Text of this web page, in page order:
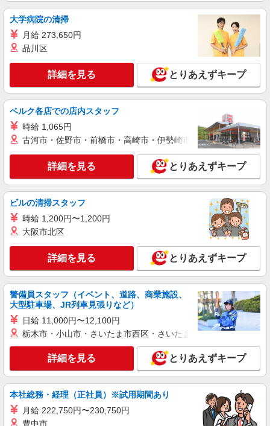
万円〜 【実務者研修】 月給：230,000円 年収例：
日祝手当（月平均2回分）等、毎月平均的に支払わ
れる手当を含みます。 ※介護福祉士のみ、特別職
過1分〜） ◎賞与 基本給2.08ヶ月分/年支給
神奈川県横浜市港北区大豆戸町60-1 細谷ビル
202号
詳細を見る
派遣社員
株式会社kotrio /●YK-H-2100899
＼最強の福利厚生！／菊名駅のシニアマンショ
時給1600円〜2250円 ＜日払い有/週払い有/交
横浜市港北区 菊名駅スグ
キープ 詳細を見る
派遣社員
株式会社kotrio /●YK-H-2068196
毎日通うのが楽しみになる＊ホテルのような美
しいサ高住のSTAFF
時給1600円〜2250円 ＜日払い有/週払い有/交
通費全支給(ガソリン代含む)＞
横浜市港北区/綱島駅徒歩5分
キープ 詳細を見る
株式会社kotrio /●YK-H-1954546
菊名駅｜リハビリ補助などのデイサービス
STAFF♪未経験OK
時給1600円〜2250円 ＜日払い有/週払い有/交
通費全支給(ガソリン代含む)＞
大学病院の清掃
月給 273,650円
品川区
詳細を見る とりあえずキープ
ベルク各店での店内スタッフ
時給 1,065円
古河市・佐野市・前橋市・高崎市・伊勢崎市・太田市・館林市
詳細を見る とりあえずキープ
ビルの清掃スタッフ
時給 1,200円〜1,200円
大阪市北区
詳細を見る とりあえずキープ
警備員スタッフ（イベント、道路、商業施設、
大型駐車場、JR列車見張りなど）
日給 11,000円〜12,100円
栃木市・小山市・さいたま市西区・さいたま市岩槻区・久喜市・
詳細を見る とりあえずキープ
本社総務・経理（正社員）※試用期間あり
月給 222,750円〜230,750円
豊中市